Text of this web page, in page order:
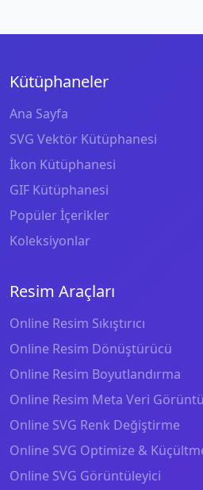
Kütüphaneler
Ana Sayfa
SVG Vektör Kütüphanesi
İkon Kütüphanesi
GIF Kütüphanesi
Popüler İçerikler
Koleksiyonlar
Resim Araçları
Online Resim Sıkıştırıcı
Online Resim Dönüştürücü
Online Resim Boyutlandırma
Online Resim Meta Veri
Online SVG Renk Değiştirme
Online SVG Optimize &
Online SVG Görüntüleyici